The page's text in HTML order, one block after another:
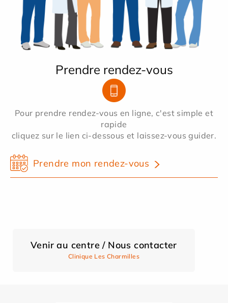
Prendre rendez-vous
Pour prendre rendez-vous en ligne, c'est simple et
rapide
cliquez sur le lien ci-dessous et laissez-vous guider.
Prendre mon rendez-vous
Venir au centre / Nous contacter
Clinique Les Charmilles